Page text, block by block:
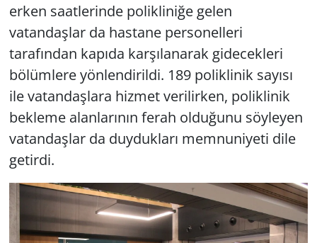
erken saatlerinde polikliniğe gelen
vatandaşlar da hastane personelleri
tarafından kapıda karşılanarak gidecekleri
bölümlere yönlendirildi. 189 poliklinik sayısı
ile vatandaşlara hizmet verilirken, poliklinik
bekleme alanlarının ferah olduğunu söyleyen
vatandaşlar da duydukları memnuniyeti dile
getirdi.